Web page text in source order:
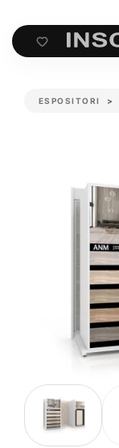
Cart
ESPOSITORI